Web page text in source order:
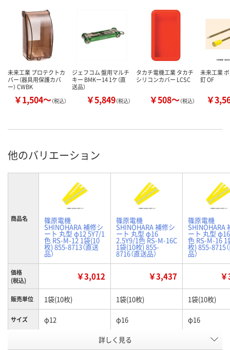
未来工業 プロテクトカ
バー（器具用保護カバ
ー） CWBK
￥1,504～（税込）
ジェフコム 盤用マルチ
キー BMKー14 1ケ（直
送品）
￥5,849（税込）
タカチ電機工業 タカチ
シリコンカバー LCSC
￥508～（税込）
未来工業
釘 OF
￥
他のバリエーション
商品名 篠原電機
SHINOHARA 補修シ
ート 丸型 φ12 5Y7/1
色 RS-M-12 1袋(10
枚) 855-8713（直送
品）
篠原電機
SHINOHARA 補修シ
ート 丸型 φ16
2.5Y9/1色 RS-M-16C
1袋(10枚) 855-
8716（直送品）
篠原電機
SHINOHARA
ート 丸型
色 RS-M-16 1
枚) 855-8715
品）
価格
(税込)
￥3,012 ￥3,437
販売単位 1袋(10枚) 1袋(10枚) 1袋(10枚)
サイズ φ12 φ16 φ16
2.5Y9/1色 5.0Y7/1色
詳しく見る